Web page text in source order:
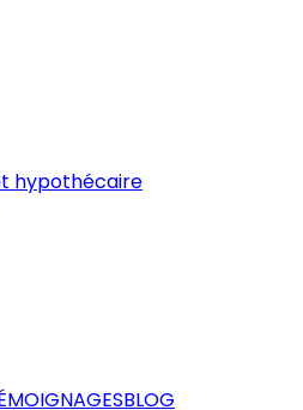
hypothécaire
BLOG